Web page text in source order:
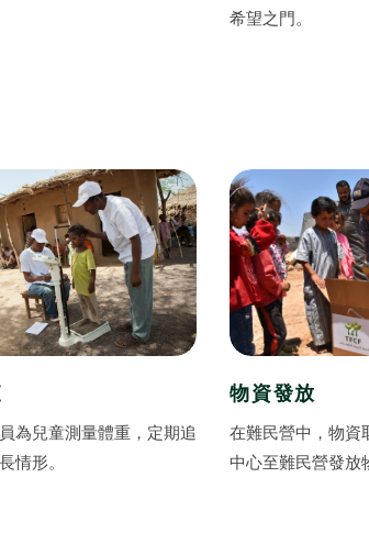
搜
兒童保護 認養
希望之門。
為兒童測量體重，定期追
情形。
物資發放
在難民營中，物資
中心至難民營發放